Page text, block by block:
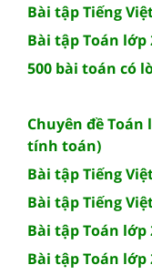
Bài tập Tiếng
Bài tập Toán lớp
500 bài toán có
Chuyên đề
tính toán)
Bài tập Tiếng
Bài tập Tiếng
Bài tập Toán
Bài tập Toán lớp